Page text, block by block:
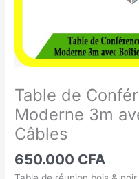
Table de
Moderne 3m
Câbles
650.000 CFA